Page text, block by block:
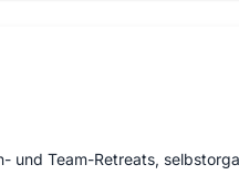
und Team-Retreats,